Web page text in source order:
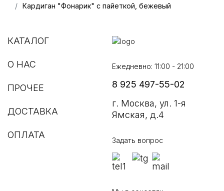
Кардиган "Фонарик" с пайеткой, бежевый
КАТАЛОГ
О НАС
ПРОЧЕЕ
ДОСТАВКА
ОПЛАТА
Ежедневно: 11:00 - 21:00
8 925 497-55-02
г. Москва, ул. 1-я
Ямская, д.4
Задать вопрос